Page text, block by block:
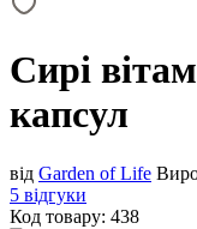
Сирі
капсул
від Garden of Life
5 відгуки
Код товару: 438